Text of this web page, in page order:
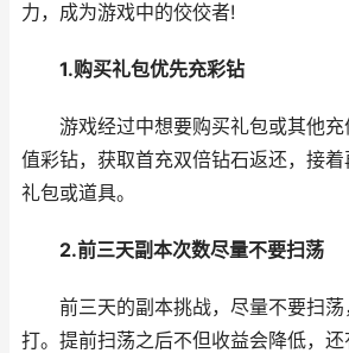
力，成为游戏中的佼佼者!
1.购买礼包优先充彩钻
游戏经过中想要购买礼包或其他充
值彩钻，获取首充双倍钻石返还，接
礼包或道具。
2.前三天副本次数尽量不要扫荡
前三天的副本挑战，尽量不要扫荡
打。提前扫荡之后不但收益会降低，